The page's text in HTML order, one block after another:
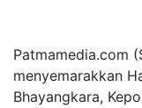
Patmamedia.com
menyemarakkan
Bhayangkara,